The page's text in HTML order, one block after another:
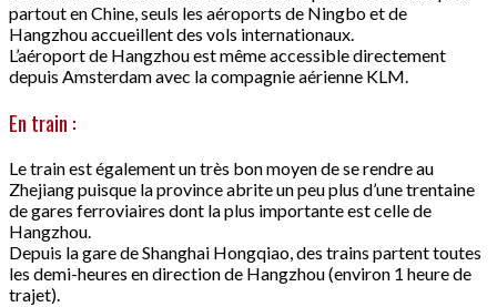
partout en Chine, seuls les aéroports de Ningbo et de
Hangzhou accueillent des vols internationaux.
L’aéroport de Hangzhou est même accessible directement
depuis Amsterdam avec la compagnie aérienne KLM.
En train :
Le train est également un très bon moyen de se rendre au
Zhejiang puisque la province abrite un peu plus d’une trentaine
de gares ferroviaires dont la plus importante est celle de
Hangzhou.
Depuis la gare de Shanghai Hongqiao, des trains partent toutes
les demi-heures en direction de Hangzhou (environ 1 heure de
trajet).